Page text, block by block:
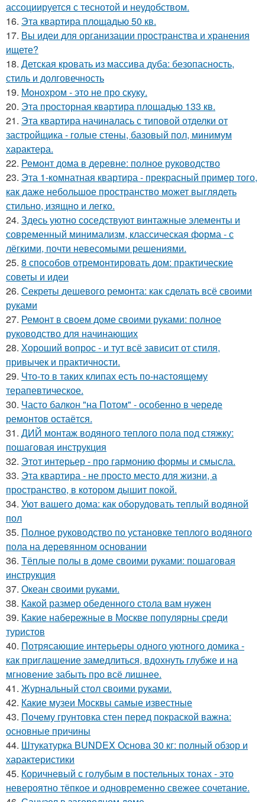
ассоциируется с теснотой и неудобством.
16. Эта квартира площадью 50 кв.
17. Вы идеи для организации пространства и хранения
ищете?
18. Детская кровать из массива дуба: безопасность,
стиль и долговечность
19. Монохром - это не про скуку.
20. Эта просторная квартира площадью 133 кв.
21. Эта квартира начиналась с типовой отделки от
застройщика - голые стены, базовый пол, минимум
характера.
22. Ремонт дома в деревне: полное руководство
23. Эта 1-комнатная квартира - прекрасный пример того,
как даже небольшое пространство может выглядеть
стильно, изящно и легко.
24. Здесь уютно соседствуют винтажные элементы и
современный минимализм, классическая форма - с
лёгкими, почти невесомыми решениями.
25. 8 способов отремонтировать дом: практические
советы и идеи
26. Секреты дешевого ремонта: как сделать всё своими
руками
27. Ремонт в своем доме своими руками: полное
руководство для начинающих
28. Хороший вопрос - и тут всё зависит от стиля,
привычек и практичности.
29. Что-то в таких клипах есть по-настоящему
терапевтическое.
30. Часто балкон "на Потом" - особенно в череде
ремонтов остаётся.
31. ДИЙ монтаж водяного теплого пола под стяжку:
пошаговая инструкция
32. Этот интерьер - про гармонию формы и смысла.
33. Эта квартира - не просто место для жизни, а
пространство, в котором дышит покой.
34. Уют вашего дома: как оборудовать теплый водяной
пол
35. Полное руководство по установке теплого водяного
пола на деревянном основании
36. Тёплые полы в доме своими руками: пошаговая
инструкция
37. Океан своими руками.
38. Какой размер обеденного стола вам нужен
39. Какие набережные в Москве популярны среди
туристов
40. Потрясающие интерьеры одного уютного домика -
как приглашение замедлиться, вдохнуть глубже и на
мгновение забыть про всё лишнее.
41. Журнальный стол своими руками.
42. Какие музеи Москвы самые известные
43. Почему грунтовка стен перед покраской важна:
основные причины
44. Штукатурка BUNDEX Основа 30 кг: полный обзор и
характеристики
45. Коричневый с голубым в постельных тонах - это
невероятно тёпкое и одновременно свежее сочетание.